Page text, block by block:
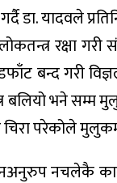
डा. यादवले
रक्षा
बन्द गरी
बलियो भने सम्म
चिरा परेकोले
नचलेकै